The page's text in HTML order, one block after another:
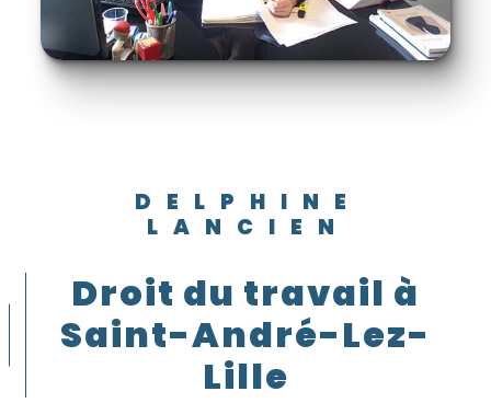
DELPHINE
LANCIEN
droit du travail à
Saint-André-Lez-
Lille